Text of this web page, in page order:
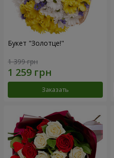
Букет "Золотце!"
1 399 грн
Заказать